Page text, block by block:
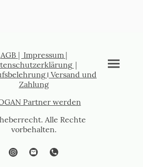
AGB | Impressum |
|
I Versand und
Zahlung
Partner werden
Alle Rechte
vorbehalten.